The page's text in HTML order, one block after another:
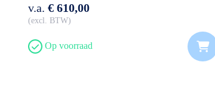
v.a. € 610,00
excl. BTW
Op voorraad